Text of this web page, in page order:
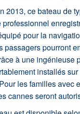
2013, ce bateau de
professionnel
pour la
passagers pourront
à une ingénieuse
installés
les familles avec
cannes seront